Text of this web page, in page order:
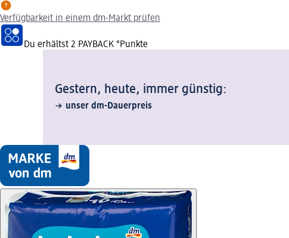
Verfügbarkeit in einem dm-Markt prüfen
Du erhältst 2 PAYBACK °Punkte
Gestern, heute, immer günstig:
unser dm-Dauerpreis